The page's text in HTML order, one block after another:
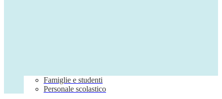
Famiglie e studenti
Personale scolastico